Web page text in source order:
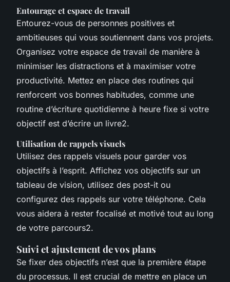
Entourage et espace de travail
Entourez-vous de personnes positives et
ambitieuses qui vous soutiennent dans vos projets.
Organisez votre espace de travail de manière à
minimiser les distractions et à maximiser votre
productivité. Mettez en place des routines qui
renforcent vos bonnes habitudes, comme une
routine d’écriture quotidienne à heure fixe si votre
objectif est d’écrire un livre2.
Utilisation de rappels visuels
Utilisez des rappels visuels pour garder vos
objectifs à l’esprit. Affichez vos objectifs sur un
tableau de vision, utilisez des post-it ou
configurez des rappels sur votre téléphone. Cela
vous aidera à rester focalisé et motivé tout au long
de votre parcours2.
Suivi et ajustement de vos plans
Se fixer des objectifs n’est que la première étape
du processus. Il est crucial de mettre en place un